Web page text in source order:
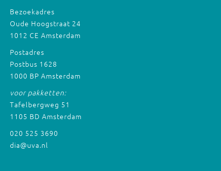
Bezoekadres
Oude Hoogstraat 24
1012 CE Amsterdam
Postadres
Postbus 1628
1000 BP Amsterdam
voor pakketten:
Tafelbergweg 51
1105 BD Amsterdam
020 525 3690
dia@uva.nl